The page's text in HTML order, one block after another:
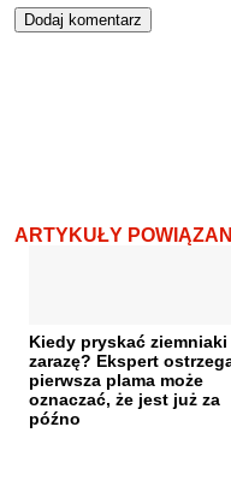
ARTYKUŁY
Kiedy pryskać ziemniaki
zarazę? Ekspert
pierwsza plama może
oznaczać, że jest już za
późno